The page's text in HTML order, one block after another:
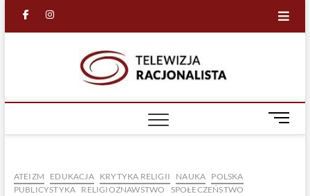
facebook
in
M
e
ATEIZM EDUKACJA KRYTYKA RELIGII NAUKA POLSKA
PUBLICYSTYKA RELIGIOZNAWSTWO SPOŁECZEŃSTWO